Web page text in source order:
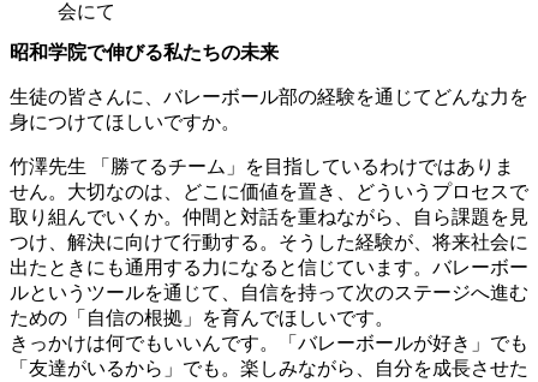
会にて
昭和学院で伸びる私たちの未来
生徒の皆さんに、バレーボール部の経験を通じてどんな力を
身につけてほしいですか。
竹澤先生 「勝てるチーム」を目指しているわけではありま
せん。大切なのは、どこに価値を置き、どういうプロセスで
取り組んでいくか。仲間と対話を重ねながら、自ら課題を見
つけ、解決に向けて行動する。そうした経験が、将来社会に
出たときにも通用する力になると信じています。バレーボー
ルというツールを通じて、自信を持って次のステージへ進む
ための「自信の根拠」を育んでほしいです。
きっかけは何でもいいんです。「バレーボールが好き」でも
「友達がいるから」でも。楽しみながら、自分を成長させた